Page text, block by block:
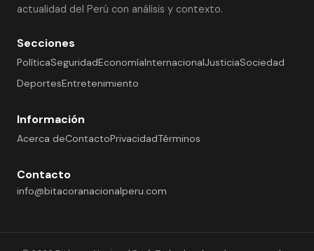
actualidad del Perú con análisis y contexto.
Secciones
PolíticaSeguridadEconomíaInternacionalJusticiaSociedad
DeportesEntretenimiento
Información
Acerca deContactoPrivacidadTérminos
Contacto
info@bitacoranacionalperu.com